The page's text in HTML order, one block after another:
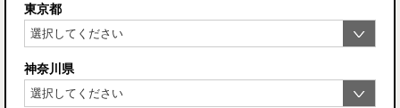
東京都
神奈川県